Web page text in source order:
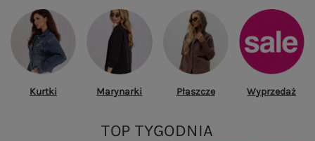
Kurtki Marynarki Płaszcze Wyprzedaż
TOP TYGODNIA